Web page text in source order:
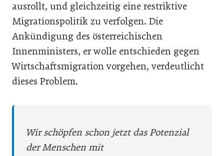
ausrollt, und gleichzeitig eine restriktive
Migrationspolitik zu verfolgen. Die
Ankündigung des österreichischen
Innenministers, er wolle entschieden gegen
Wirtschaftsmigration vorgehen, verdeutlicht
dieses Problem.
Wir schöpfen schon jetzt das Poten­zial
der Menschen mit